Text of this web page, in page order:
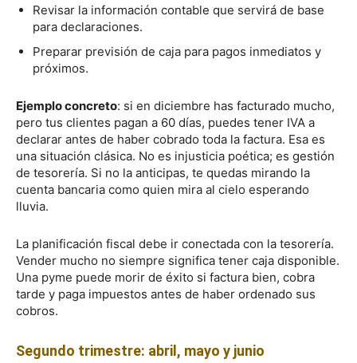
Revisar la información contable que servirá de base
para declaraciones.
Preparar previsión de caja para pagos inmediatos y
próximos.
Ejemplo concreto: si en diciembre has facturado mucho,
pero tus clientes pagan a 60 días, puedes tener IVA a
declarar antes de haber cobrado toda la factura. Esa es
una situación clásica. No es injusticia poética; es gestión
de tesorería. Si no la anticipas, te quedas mirando la
cuenta bancaria como quien mira al cielo esperando
lluvia.
La planificación fiscal debe ir conectada con la tesorería.
Vender mucho no siempre significa tener caja disponible.
Una pyme puede morir de éxito si factura bien, cobra
tarde y paga impuestos antes de haber ordenado sus
cobros.
Segundo trimestre: abril, mayo y junio